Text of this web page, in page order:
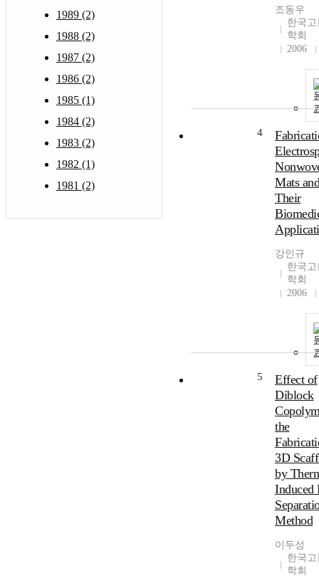
1989 (2)
1988 (2)
1987 (2)
1986 (2)
1985 (1)
1984 (2)
1983 (2)
1982 (1)
1981 (2)
조동우
한국
학회
2006
4
Mats and
Their
강인규
한국
학회
2006
5
Effect of
Diblock
the
3D
by
Induced
Method
이두성
한국
학회